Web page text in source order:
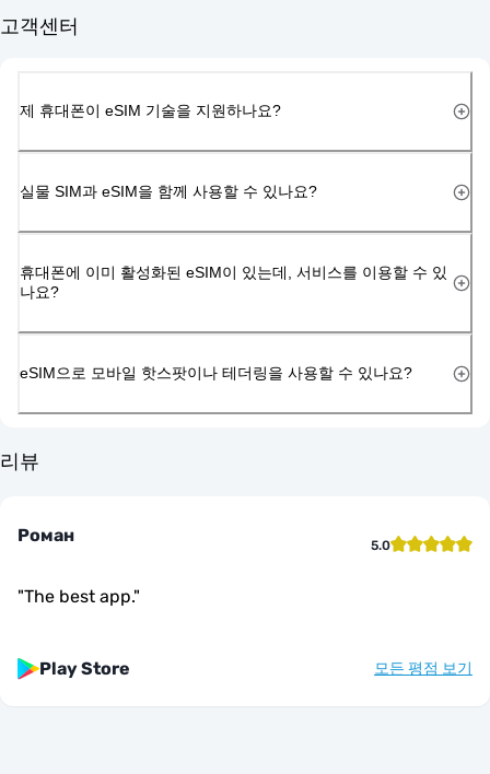
고객센터
제 휴대폰이 eSIM 기술을 지원하나요?
실물 SIM과 eSIM을 함께 사용할 수 있나요?
휴대폰에 이미 활성화된 eSIM이 있는데, 서비스를 이용할 수 있
나요?
eSIM으로 모바일 핫스팟이나 테더링을 사용할 수 있나요?
리뷰
Роман 5.0
"The best app."
Play Store 모든 평점 보기